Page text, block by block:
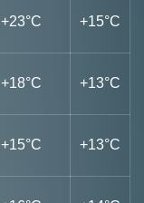
+23°C +15°C
+18°C +13°C
+15°C +13°C